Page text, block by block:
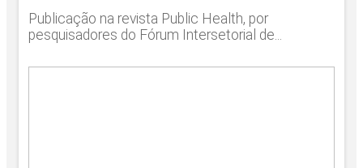
Publicação na revista Public Health, por
pesquisadores do Fórum Intersetorial de...